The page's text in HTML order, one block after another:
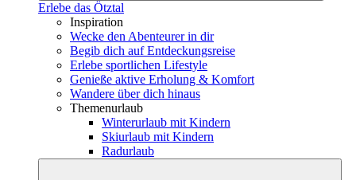
Erlebe das Ötztal
Inspiration
Wecke den Abenteurer in dir
Begib dich auf Entdeckungsreise
Erlebe sportlichen Lifestyle
Genieße aktive Erholung & Komfort
Wandere über dich hinaus
Themenurlaub
Winterurlaub mit Kindern
Skiurlaub mit Kindern
Radurlaub